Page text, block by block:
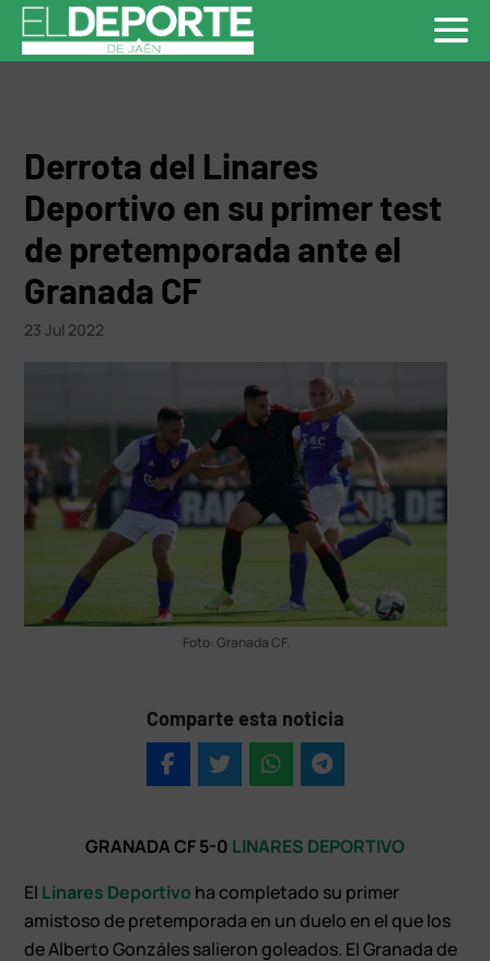
Derrota del Linares
Deportivo en su primer test
de pretemporada ante el
Granada CF
23 Jul 2022
Foto: Granada CF.
Comparte esta noticia
GRANADA CF 5-0 LINARES DEPORTIVO
El Linares Deportivo ha completado su primer
amistoso de pretemporada en un duelo en el que los
de Alberto Gonzáles salieron goleados. El Granada de